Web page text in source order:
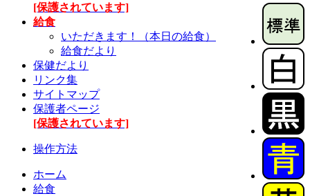
[保護されています]
給食
いただきます！（本日の給食）
給食だより
保健だより
リンク集
サイトマップ
保護者ページ
[保護されています]
操作方法
ホーム
給食